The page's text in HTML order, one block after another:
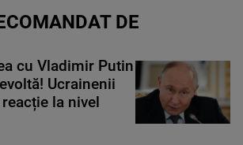
DE
cu Vladimir Putin
Ucrainenii
la nivel